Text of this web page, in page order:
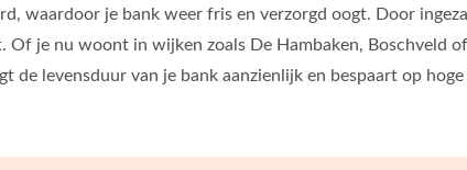
waardoor je bank weer fris en verzorgd oogt. Door
je nu woont in wijken zoals De Hambaken, Boschveld
levensduur van je bank aanzienlijk en bespaart op